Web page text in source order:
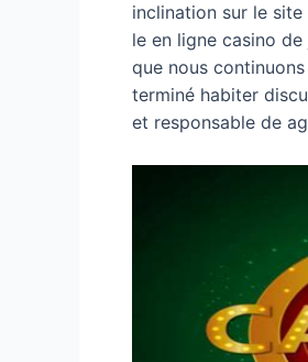
inclination sur le
le en ligne casino
que nous
terminé habiter
et responsable de